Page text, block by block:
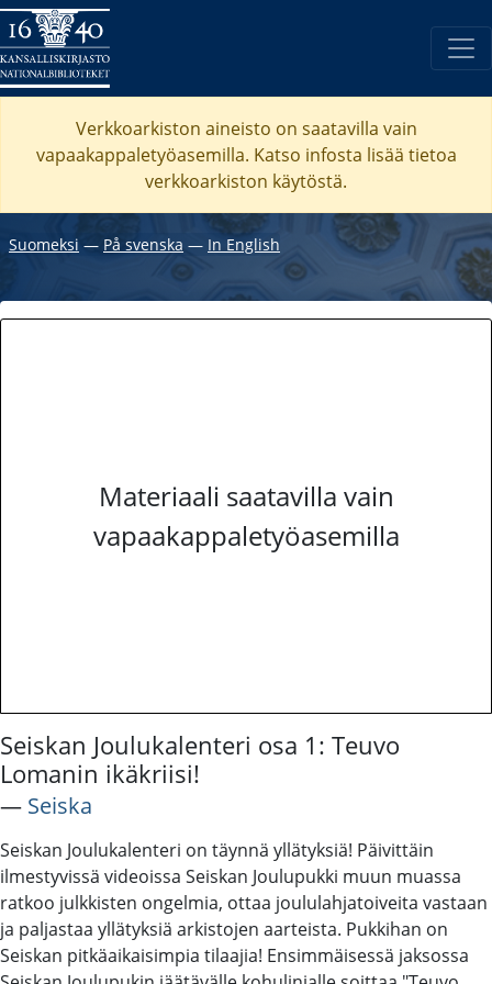
Verkkoarkiston aineisto on saatavilla vain
vapaakappaletyöasemilla. Katso infosta lisää tietoa
verkkoarkiston käytöstä.
Suomeksi ― På svenska ― In English
Materiaali saatavilla vain
vapaakappaletyöasemilla
Seiskan Joulukalenteri osa 1: Teuvo
Lomanin ikäkriisi!
― Seiska
Seiskan Joulukalenteri on täynnä yllätyksiä! Päivittäin
ilmestyvissä videoissa Seiskan Joulupukki muun muassa
ratkoo julkkisten ongelmia, ottaa joululahjatoiveita vastaan
ja paljastaa yllätyksiä arkistojen aarteista. Pukkihan on
Seiskan pitkäaikaisimpia tilaajia! Ensimmäisessä jaksossa